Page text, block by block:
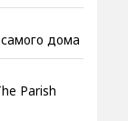
дома
Parish